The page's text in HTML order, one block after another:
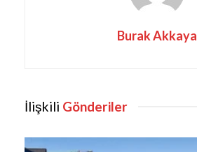
Burak Akkaya
İlişkili Gönderiler